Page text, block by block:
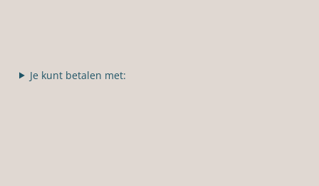
Je kunt betalen met: